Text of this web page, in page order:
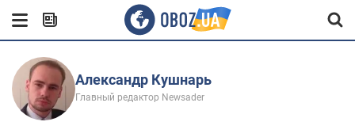
Александр Кушнарь
Главный редактор Newsader